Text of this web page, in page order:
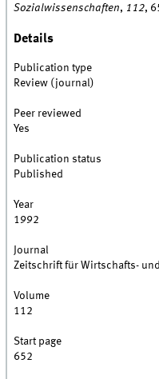
Sozialwissenschaften, 112,
Details
Publication type
Review (journal)
Peer reviewed
Yes
Publication status
Published
Year
1992
Journal
Zeitschrift für Wirtschafts-
Volume
112
Start page
652